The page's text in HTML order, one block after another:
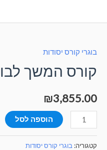
בוגרי קורס יסודות
קורס המשך
₪3,855.00
הוספה לסל
קטגוריה: בוגרי קורס יסודות